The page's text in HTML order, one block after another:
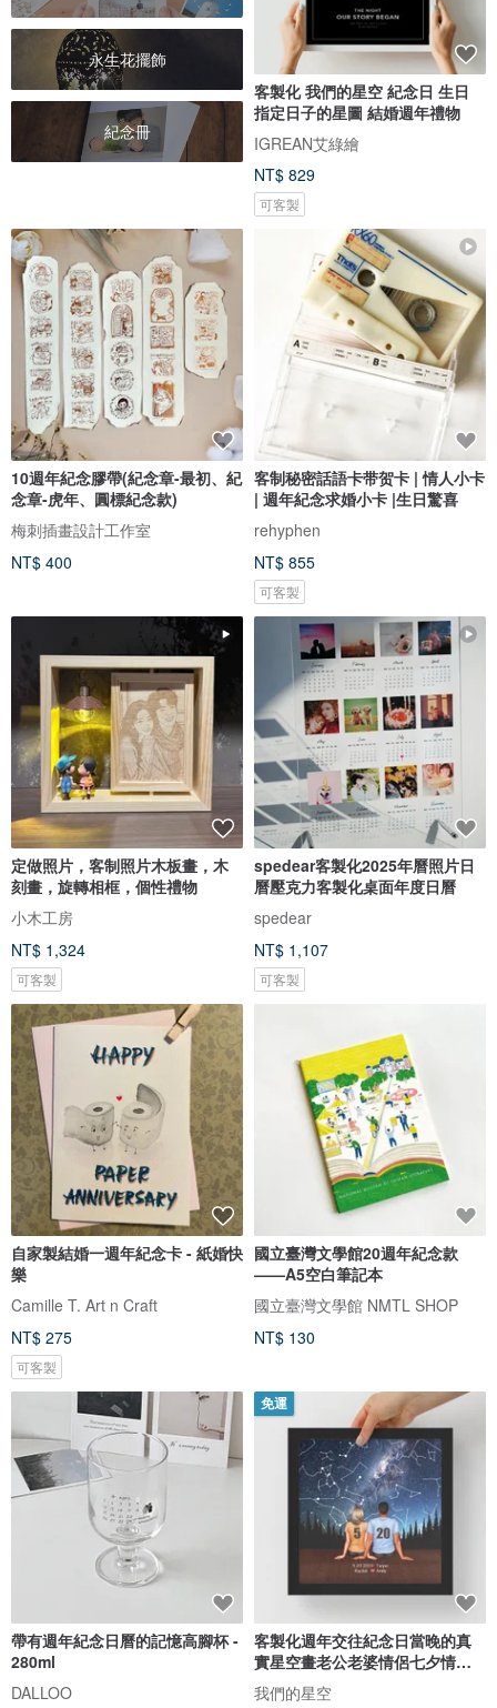
永生花擺飾
紀念冊
客製化 我們的星空 紀念日 生日
指定日子的星圖 結婚週年禮物
IGREAN艾綠繪
NT$ 829
可客製
10週年紀念膠帶(紀念章-最初、紀
念章-虎年、圓標紀念款)
梅刺插畫設計工作室
NT$ 400
客制秘密話語卡带贺卡 | 情人小卡
| 週年紀念求婚小卡 |生日驚喜
rehyphen
NT$ 855
可客製
定做照片，客制照片木板畫，木
刻畫，旋轉相框，個性禮物
小木工房
NT$ 1,324
可客製
spedear客製化2025年曆照片日
曆壓克力客製化桌面年度日曆
spedear
NT$ 1,107
可客製
自家製結婚一週年紀念卡 - 紙婚快
樂
Camille T. Art n Craft
NT$ 275
可客製
國立臺灣文學館20週年紀念款
——A5空白筆記本
國立臺灣文學館 NMTL SHOP
NT$ 130
帶有週年紀念日曆的記憶高腳杯 -
280ml
DALLOO
免運
客製化週年交往紀念日當晚的真
實星空畫老公老婆情侶七夕情人
節禮
我們的星空